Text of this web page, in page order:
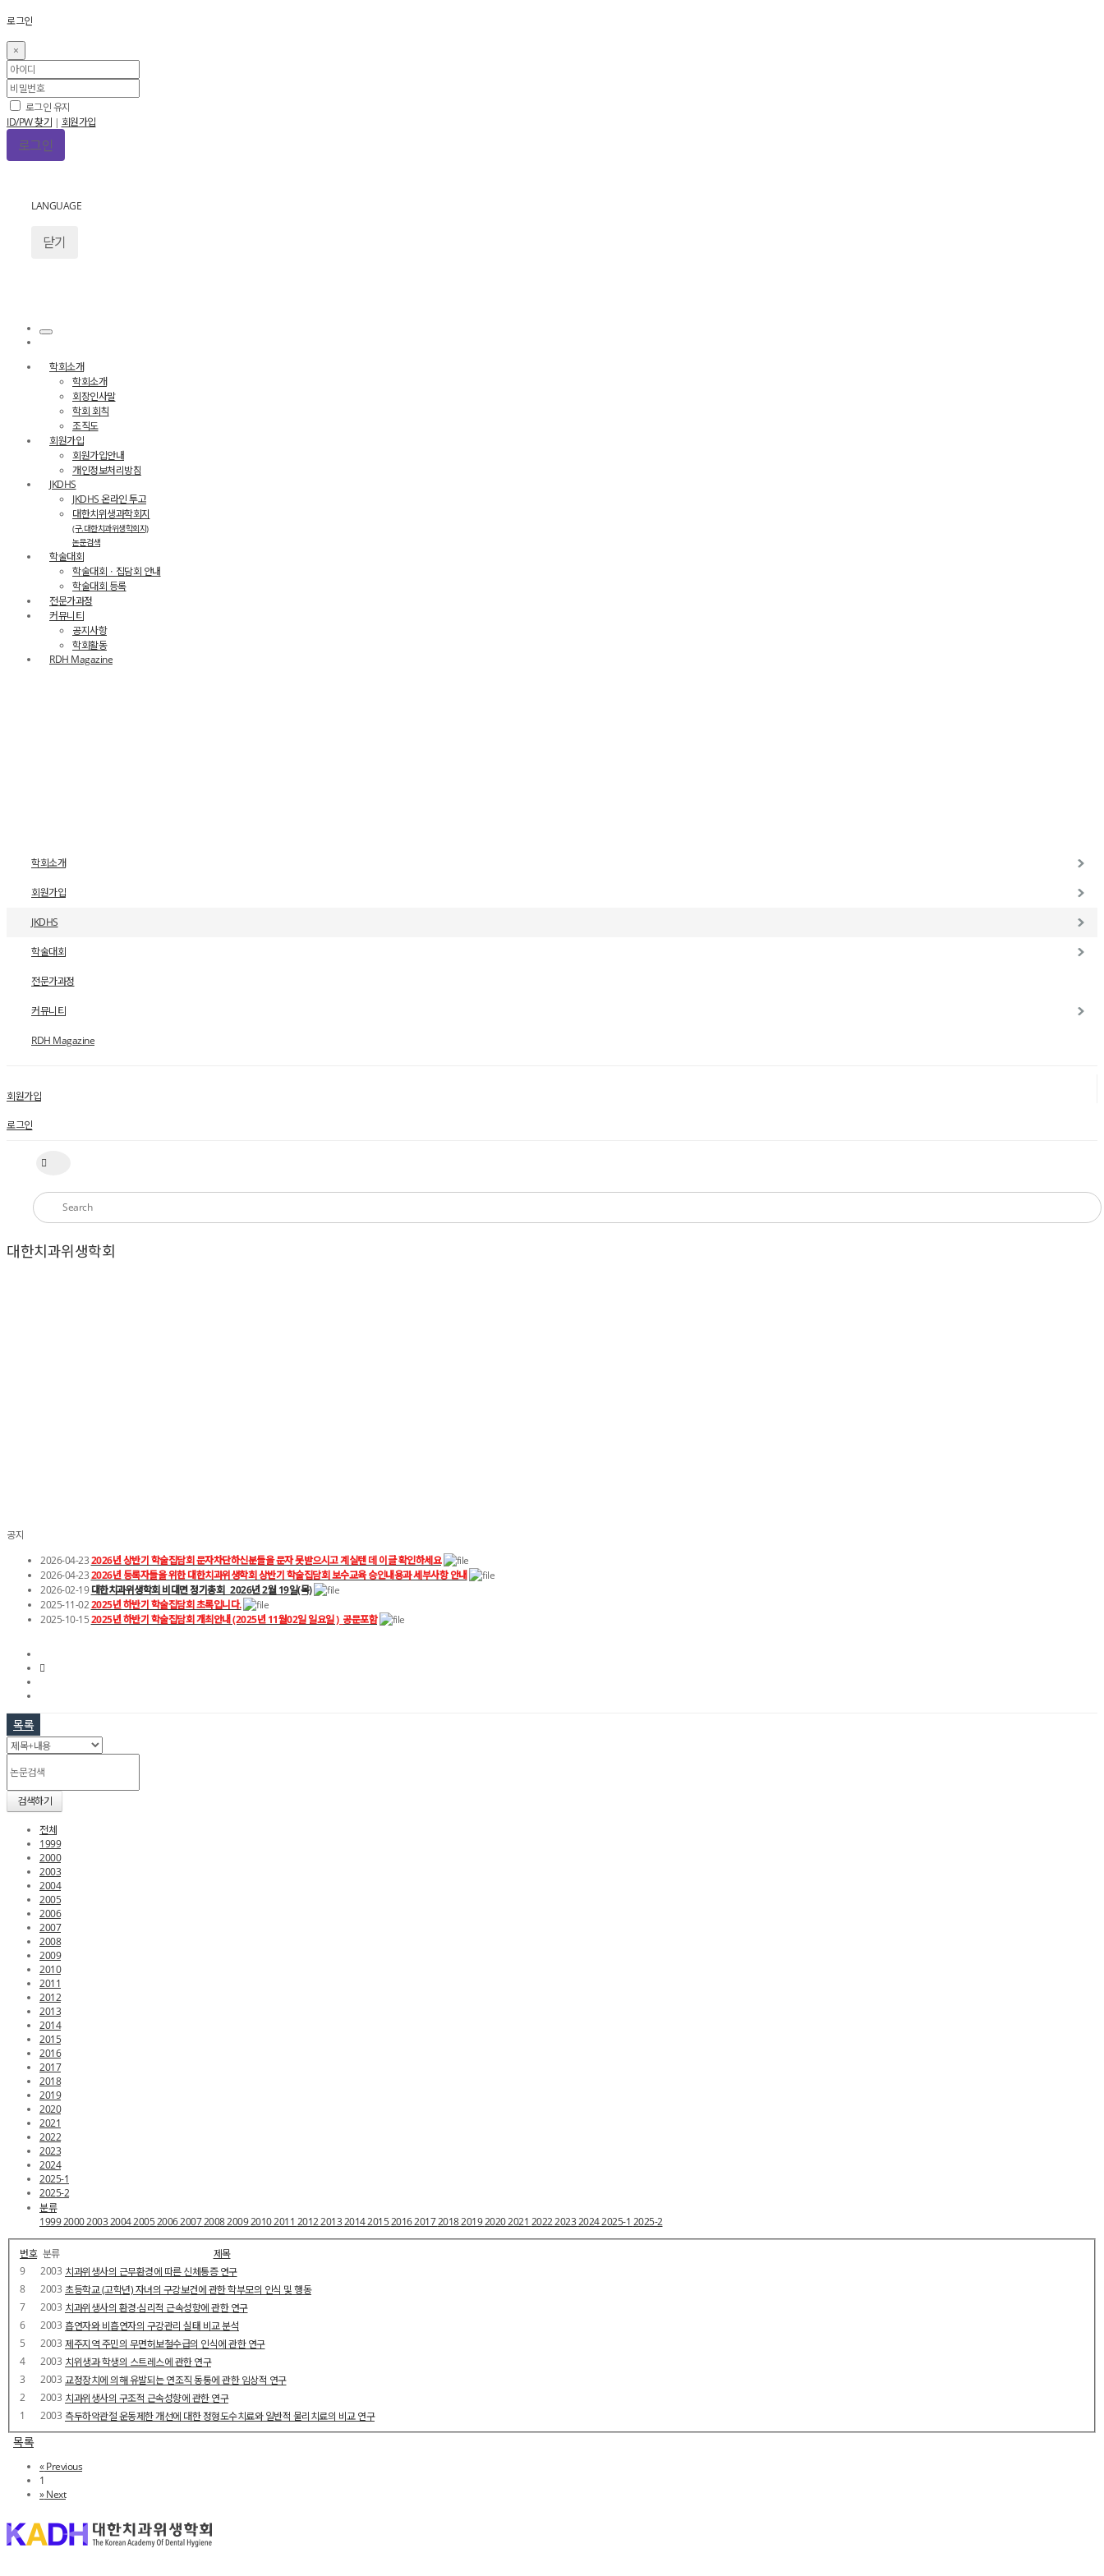
로그인
×
로그인 유지
ID/PW 찾기 | 회원가입
LANGUAGE
닫기
학회소개
학회소개
회장인사말
학회 회칙
조직도
회원가입
회원가입안내
개인정보처리방침
JKDHS
JKDHS 온라인 투고
대한치위생과학회지
(구.대한치과위생학회지)
논문검색
학술대회
학술대회ㆍ집담회 안내
학술대회 등록
전문가과정
커뮤니티
공지사항
학회활동
RDH Magazine
학회소개
회원가입
JKDHS
학술대회
전문가과정
커뮤니티
RDH Magazine
회원가입
로그인
대한치과위생학회
공지
2026-04-232026년 상반기 학술집담회 문자차단하신분들을 문자 못받으시고 계실텐 데 이글 확인하세요
2026-04-232026년 등록자들을 위한 대한치과위생학회 상반기 학술집담회 보수교육 승인내용과 세부사항 안내
2026-02-19대한치과위생학회 비대면 정기총회_ 2026년 2월 19일(목)
2025-11-022025년 하반기 학술집담회 초록입니다.
2025-10-152025년 하반기 학술집담회 개최안내 (2025년 11월02일 일요일 )_공문포함
목록
검색하기
전체
1999
2000
2003
2004
2005
2006
2007
2008
2009
2010
2011
2012
2013
2014
2015
2016
2017
2018
2019
2020
2021
2022
2023
2024
2025-1
2025-2
분류
19992000200320042005200620072008200920102011 2012201320142015201620172018201920202021 2022202320242025-1 2025-2
번호 분류
제목
9
2003 치과위생사의 근무환경에 따른 신체통증 연구
8
2003 초등학교 (고학년) 자녀의 구강보건에 관한 학부모의 인식 및 행동
7
2003 치과위생사의 환경·심리적 근속성향에 관한 연구
6
2003 흡연자와 비흡연자의 구강관리 실태 비교 분석
5
2003 제주지역 주민의 무면허보철수급의 인식에 관한 연구
4
2003 치위생과 학생의 스트레스에 관한 연구
3
2003 교정장치에 의해 유발되는 연조직 동통에 관한 임상적 연구
2
2003 치과위생사의 구조적 근속성향에 관한 연구
1
2003 측두하악관절 운동제한 개선에 대한 정형도수치료와 일반적 물리치료의 비교 연구
목록
« Previous
1
» Next